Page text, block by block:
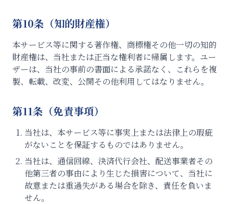
第10条（知的財産権）
本サービス等に関する著作権、商標権その他一切の知的
財産権は、当社または正当な権利者に帰属します。ユー
ザーは、当社の事前の書面による承諾なく、これらを複
製、転載、改変、公開その他利用してはなりません。
第11条（免責事項）
当社は、本サービス等に事実上または法律上の瑕疵
がないことを保証するものではありません。
当社は、通信回線、決済代行会社、配送事業者その
他第三者の事由により生じた損害について、当社に
故意または重過失がある場合を除き、責任を負いま
せん。